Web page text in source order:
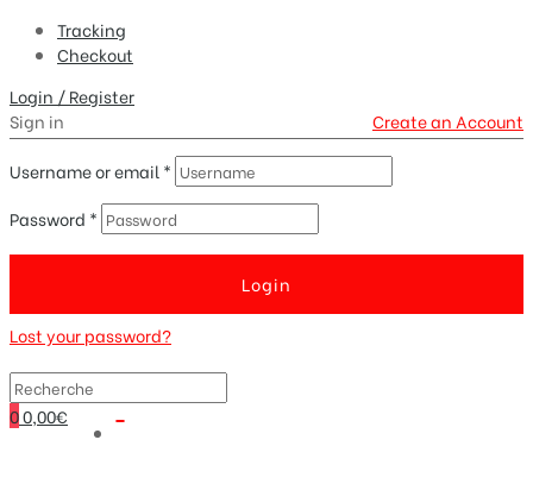
Tracking
Checkout
Login / Register
Sign in
Create an Account
Username or email *
Password *
Login
Lost your password?
00,00€